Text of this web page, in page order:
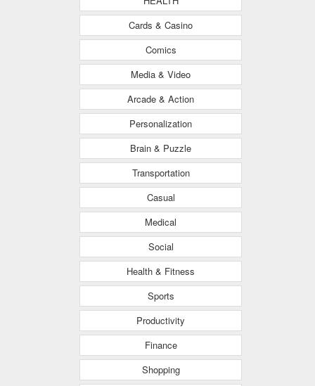
Cards & Casino
Comics
Media & Video
Arcade & Action
Personalization
Brain & Puzzle
Transportation
Casual
Medical
Social
Health & Fitness
Sports
Productivity
Finance
Shopping